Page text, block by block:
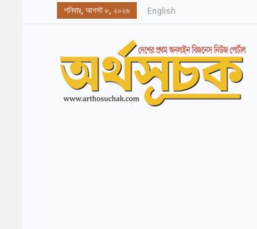
শনিবার, আগস্ট ৮, ২০২৬ English